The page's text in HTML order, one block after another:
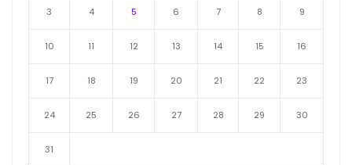
3 4 5 6 7 8 9
10 11 12 13 14 15 16
17 18 19 20 21 22 23
24 25 26 27 28 29 30
31